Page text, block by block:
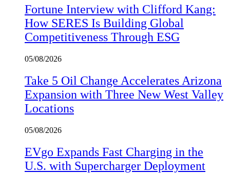
Fortune Interview with Clifford Kang:
How SERES Is Building Global
Competitiveness Through ESG
05/08/2026
Take 5 Oil Change Accelerates Arizona
Expansion with Three New West Valley
Locations
05/08/2026
EVgo Expands Fast Charging in the
U.S. with Supercharger Deployment